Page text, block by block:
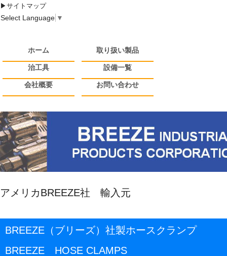
▶サイトマップ
Select Language ▼
ホーム 取り扱い製品
治工具 設備一覧
会社概要 お問い合わせ
アメリカBREEZE社 輸入元
BREEZE（ブリーズ）社製ホースクランプ
BREEZE HOSE CLAMPS